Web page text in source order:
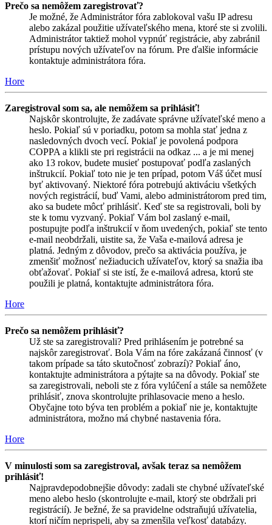
Prečo sa nemôžem zaregistrovať?
Je možné, že Administrátor fóra zablokoval vašu IP adresu
alebo zakázal použitie užívateľského mena, ktoré ste si zvolili.
Administrátor taktiež mohol vypnúť registrácie, aby zabránil
prístupu nových užívateľov na fórum. Pre ďalšie informácie
kontaktuje administrátora fóra.
Hore
Zaregistroval som sa, ale nemôžem sa prihlásiť!
Najskôr skontrolujte, že zadávate správne užívateľské meno a
heslo. Pokiaľ sú v poriadku, potom sa mohla stať jedna z
nasledovných dvoch vecí. Pokiaľ je povolená podpora
COPPA a klikli ste pri registrácii na odkaz ... a je mi menej
ako 13 rokov, budete musieť postupovať podľa zaslaných
inštrukcií. Pokiaľ toto nie je ten prípad, potom Váš účet musí
byť aktivovaný. Niektoré fóra potrebujú aktiváciu všetkých
nových registrácií, buď Vami, alebo administrátorom pred tim,
ako sa budete môcť prihlásiť. Keď ste sa registrovali, boli by
ste k tomu vyzvaný. Pokiaľ Vám bol zaslaný e-mail,
postupujte podľa inštrukcií v ňom uvedených, pokiaľ ste tento
e-mail neobdržali, uistite sa, že Vaša e-mailová adresa je
platná. Jedným z dôvodov, prečo sa aktivácia používa, je
zmenšiť možnosť nežiaducich užívateľov, ktorý sa snažia iba
obťažovať. Pokiaľ si ste istí, že e-mailová adresa, ktorú ste
použili je platná, kontaktujte administrátora fóra.
Hore
Prečo sa nemôžem prihlásiť?
Už ste sa zaregistrovali? Pred prihlásením je potrebné sa
najskôr zaregistrovať. Bola Vám na fóre zakázaná činnosť (v
takom prípade sa táto skutočnosť zobrazí)? Pokiaľ áno,
kontaktujte administrátora a pýtajte sa na dôvody. Pokiaľ ste
sa zaregistrovali, neboli ste z fóra vylúčení a stále sa nemôžete
prihlásiť, znova skontrolujte prihlasovacie meno a heslo.
Obyčajne toto býva ten problém a pokiaľ nie je, kontaktujte
administrátora, možno má chybné nastavenia fóra.
Hore
V minulosti som sa zaregistroval, avšak teraz sa nemôžem
prihlásiť!
Najpravdepodobnejšie dôvody: zadali ste chybné užívateľské
meno alebo heslo (skontrolujte e-mail, ktorý ste obdržali pri
registrácií). Je bežné, že sa pravidelne odstraňujú užívatelia,
ktorí ničím neprispeli, aby sa zmenšila veľkosť databázy.